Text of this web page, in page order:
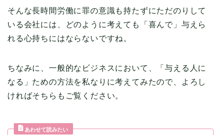
そんな長時間労働に罪の意識も持たずにただのりして
いる会社には、どのように考えても「喜んで」与えら
れる心持ちにはならないですね。
ちなみに、一般的なビジネスにおいて、「与える人に
なる」ための方法を私なりに考えてみたので、よろし
ければそちらもご覧ください。